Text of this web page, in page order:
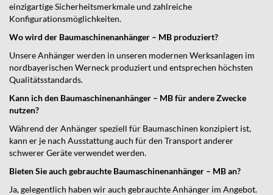
einzigartige Sicherheitsmerkmale und zahlreiche
Konfigurationsmöglichkeiten.
Wo wird der Baumaschinenanhänger – MB produziert?
Unsere Anhänger werden in unseren modernen Werksanlagen im
nordbayerischen Werneck produziert und entsprechen höchsten
Qualitätsstandards.
Kann ich den Baumaschinenanhänger – MB für andere Zwecke
nutzen?
Während der Anhänger speziell für Baumaschinen konzipiert ist,
kann er je nach Ausstattung auch für den Transport anderer
schwerer Geräte verwendet werden.
Bieten Sie auch gebrauchte Baumaschinenanhänger – MB an?
Ja, gelegentlich haben wir auch gebrauchte Anhänger im Angebot.